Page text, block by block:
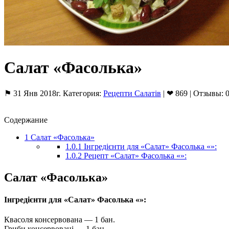
Салат «Фасолька»
⚑ 31 Янв 2018г. Категория: Рецепти Салатів | ❤ 869 | Отзывы: 0
Содержание
1 Салат «Фасолька»
1.0.1 Інгредієнти для «Салат» Фасолька «»:
1.0.2 Рецепт «Салат» Фасолька «»:
Салат «Фасолька»
Інгредієнти для «Салат» Фасолька «»:
Квасоля консервована — 1 бан.